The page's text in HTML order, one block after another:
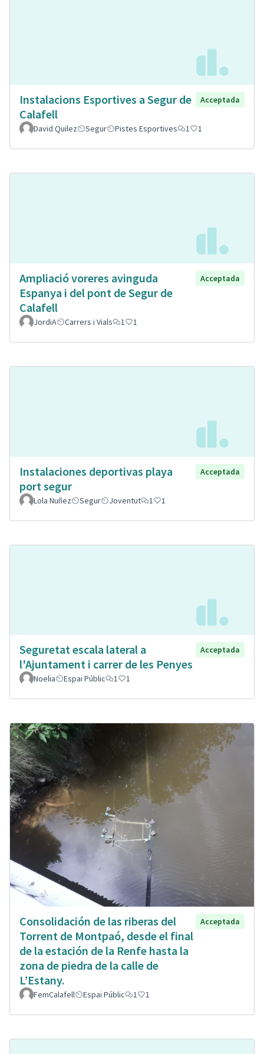
Instalacions Esportives a Segur de
Calafell
Acceptada
David Quilez Segur Pistes Esportives 1 1
Ampliació voreres avinguda
Espanya i del pont de Segur de
Calafell
Acceptada
JordiA Carrers i Vials 1 1
Instalaciones deportivas playa
port segur
Acceptada
Lola Nuñez Segur Joventut 1 1
Seguretat escala lateral a
l'Ajuntament i carrer de les Penyes
Acceptada
Noelia Espai Públic 1 1
Consolidación de las riberas del
Torrent de Montpaó, desde el final
de la estación de la Renfe hasta la
zona de piedra de la calle de
L’Estany.
Acceptada
FemCalafell Espai Públic 1 1